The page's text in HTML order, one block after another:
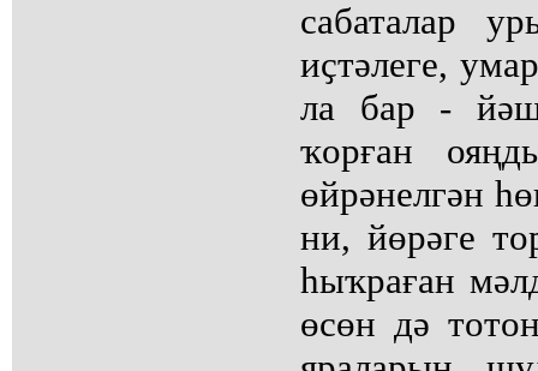
сабаталар
иҫтәлеге,
ла бар -
ҡорған
өйрәнелгән
ни, йөрәге
һыҡраған
өсөн дә